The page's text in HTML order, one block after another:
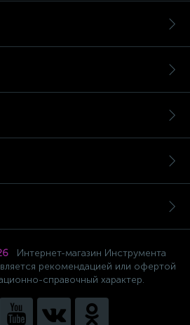
Интернет-магазин Инструмента
рекомендацией или офертой
справочный характер.